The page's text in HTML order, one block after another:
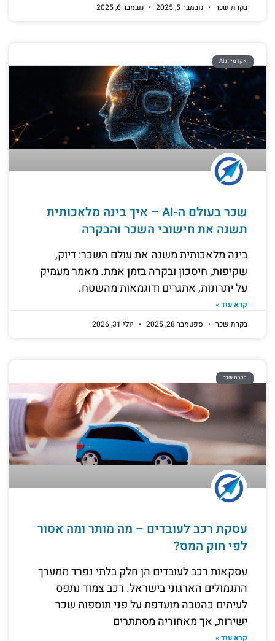
בקרת שכר
נובמבר 5, 2025 נובמבר 6, 2025
אקדמיית AI
שכר בעולם ה-AI – איך בינה מלאכותית
תשנה את חישובי השכר והבקרה
בינה מלאכותית משנה את עולם השכר: דיוק,
שקיפות, חיסכון ובקרה בזמן אמת. מאמר מעמיק
על יתרונות, אתגרים ודוגמאות מהשטח.
קרא עוד »
בקרת שכר
ספטמבר 28, 2025 יולי 31, 2026
בקרת שכר
עסקת רכב לעובדים – מה מותר ומה אסור
לפי חוק המס?
עסקאות רכב לעובדים הן חלק בלתי נפרד ממערך
התגמולים הארגוני בישראל. רכב צמוד נתפס
לעיתים כהטבה מועדפת על פני תוספות שכר
ישירות, אך מאחוריה מסתתרים
קרא עוד »